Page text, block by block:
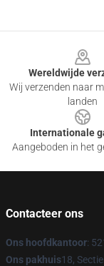
Wereldwijde
Wij verzenden naar
landen
Internationale
Aangeboden in het
Contacteer ons
Ons hoofdkantoor:
Ons pakhuis18,